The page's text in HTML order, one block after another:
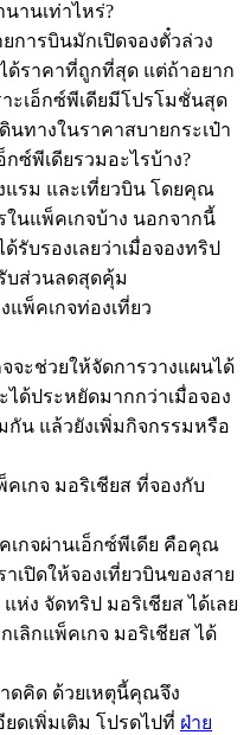
านเท่าไหร่?
ยการบินมักเปิดจองตั๋วล่วง
ด้ราคาที่ถูกที่สุด แต่ถ้าอยาก
ะเอ็กซ์พีเดียมีโปรโมชั่นสุด
ทางในราคาสบายกระเป๋า
กซ์พีเดียรวมอะไรบ้าง?
แรม และเที่ยวบิน โดยคุณ
ในแพ็คเกจบ้าง นอกจากนี้
บรองเลยว่าเมื่อจองทริป
บส่วนลดสุดคุ้ม
พ็คเกจท่องเที่ยว
จะช่วยให้จัดการวางแผนได้
ด้ประหยัดมากกว่าเมื่อจอง
กัน แล้วยังเพิ่มกิจกรรมหรือ
เกจ มอริเชียส ที่จองกับ
เกจผ่านเอ็กซ์พีเดีย คือคุณ
เปิดให้จองเที่ยวบินของสาย
ห่ง จัดทริป มอริเชียส ได้เลย
ลิกแพ็คเกจ มอริเชียส ได้
าดคิด ด้วยเหตุนี้คุณจึง
ดเพิ่มเติม โปรดไปที่ ฝ่าย